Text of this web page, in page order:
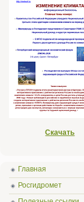
Скачать
Главная
Росгидромет